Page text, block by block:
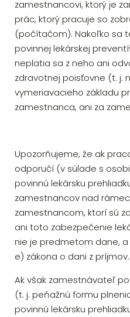
zamestnancovi, ktorý je
prác, ktorý pracuje so
(počítačom). Nakoľko sa
povinnej lekárskej
neplatia sa z neho ani
zdravotnej poisťovne (t. j.
vymeriavacieho základu
zamestnanca, ani za
Upozorňujeme, že ak
odporučí (v súlade s
povinnú lekársku
zamestnancov nad
zamestnancom, ktorí sú
ani toto zabezpečenie
nie je predmetom dane,
e) zákona o dani z príjmov.
Ak však zamestnávateľ
(t. j. peňažnú formu
povinnú lekársku